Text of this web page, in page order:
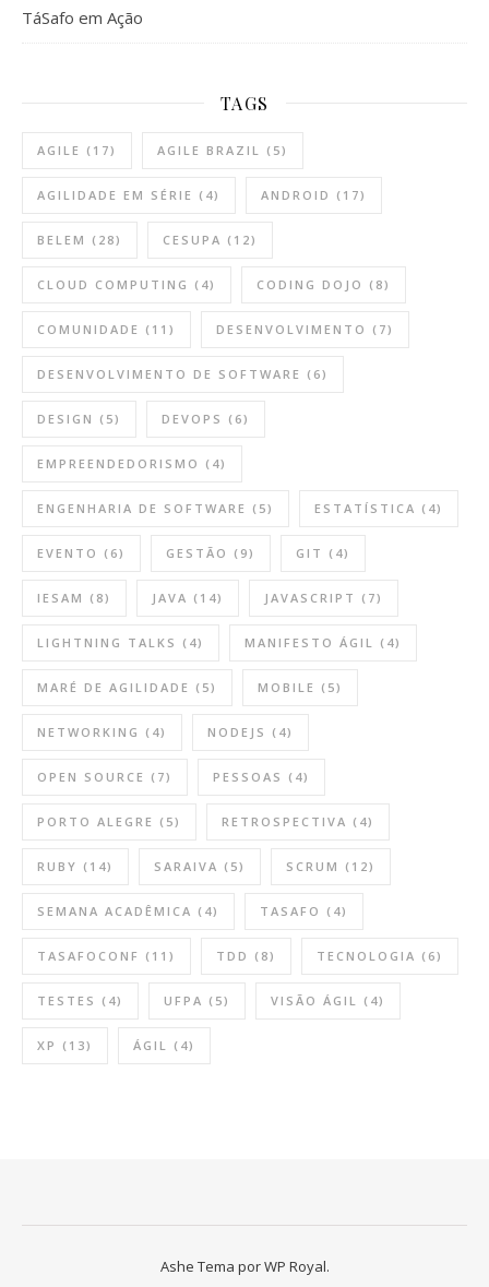
TáSafo em Ação
TAGS
AGILE (17) AGILE BRAZIL (5)
AGILIDADE EM SÉRIE (4) ANDROID (17)
BELEM (28) CESUPA (12)
CLOUD COMPUTING (4) CODING DOJO (8)
COMUNIDADE (11) DESENVOLVIMENTO (7)
DESENVOLVIMENTO DE SOFTWARE (6)
DESIGN (5) DEVOPS (6)
EMPREENDEDORISMO (4)
ENGENHARIA DE SOFTWARE (5) ESTATÍSTICA (4)
EVENTO (6) GESTÃO (9) GIT (4)
IESAM (8) JAVA (14) JAVASCRIPT (7)
LIGHTNING TALKS (4) MANIFESTO ÁGIL (4)
MARÉ DE AGILIDADE (5) MOBILE (5)
NETWORKING (4) NODEJS (4)
OPEN SOURCE (7) PESSOAS (4)
PORTO ALEGRE (5) RETROSPECTIVA (4)
RUBY (14) SARAIVA (5) SCRUM (12)
SEMANA ACADÊMICA (4) TASAFO (4)
TASAFOCONF (11) TDD (8) TECNOLOGIA (6)
TESTES (4) UFPA (5) VISÃO ÁGIL (4)
XP (13) ÁGIL (4)
Ashe Tema porWP Royal.